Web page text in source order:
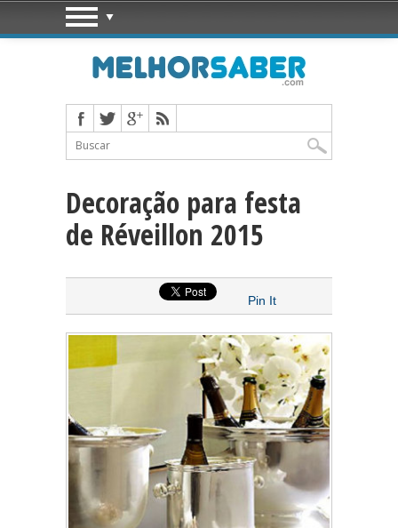
Decoração para festa
de Réveillon 2015
Pin It